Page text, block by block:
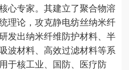
心专家。其建立了聚合物溶
理论，攻克静电纺丝纳米纤
发出纳米纤维防护材料、半
波材料、高效过滤材料等系
于核工业、国防、医疗防